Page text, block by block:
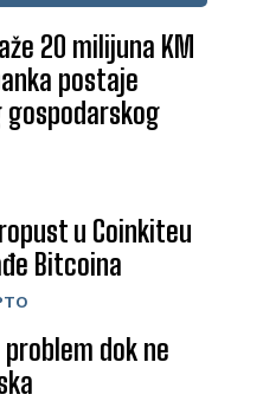
20 milijuna KM
postaje
u Coinkiteu
Bitcoina
dok ne